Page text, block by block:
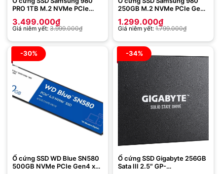
PRO 1TB M.2 NVMe PCIe
3.499.000₫
Giá niêm yết: 3.999.000₫
250GB M.2 NVMe PCIe Gen
1.299.000₫
Giá niêm yết: 1.799.000₫
-30%
Ổ cứng SSD WD Blue SN580
500GB NVMe PCIe Gen4 x4
-34%
Ổ cứng SSD Gigabyte 256GB
Sata III 2.5″ GP-